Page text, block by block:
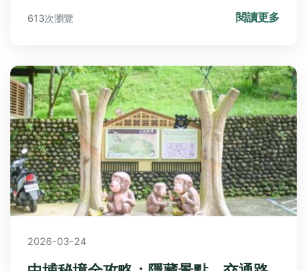
找到實用建議。
613次瀏覽 閱讀更多
2026-03-24